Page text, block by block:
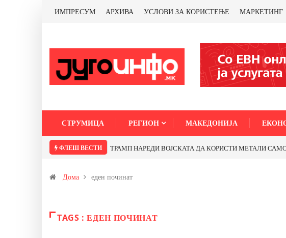
ИМПРЕСУМ АРХИВА УСЛОВИ ЗА КОРИСТЕЊЕ МАРКЕТИНГ
СТРУМИЦА РЕГИОН МАКЕДОНИЈА
ФЛЕШ ВЕСТИ ТРАМП НАРЕДИ ВОЈСКАТА ДА КОРИСТИ МЕТАЛИ САМО ОД
Дома еден починат
TAGS : ЕДЕН ПОЧИНАТ